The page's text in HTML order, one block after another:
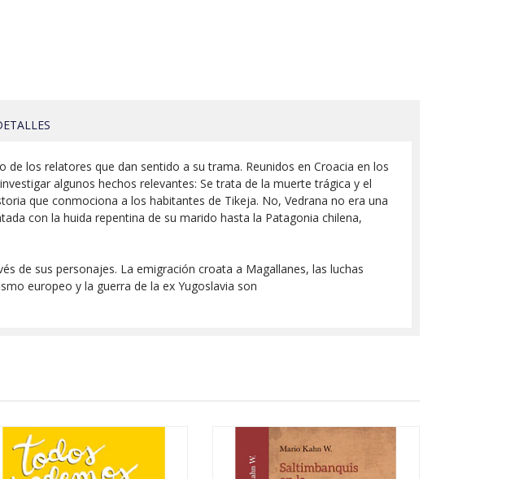
los relatores que dan sentido a su trama. Reunidos en Croacia en los
algunos hechos relevantes: Se trata de la muerte trágica y el
que conmociona a los habitantes de Tikeja. No, Vedrana no era una
con la huida repentina de su marido hasta la Patagonia chilena,
de sus personajes. La emigración croata a Magallanes, las luchas
europeo y la guerra de la ex Yugoslavia son